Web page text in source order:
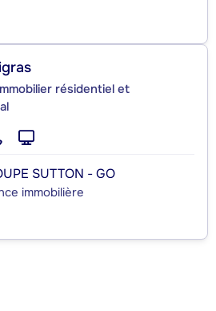
résidentiel et
SUTTON - GO
immobilière